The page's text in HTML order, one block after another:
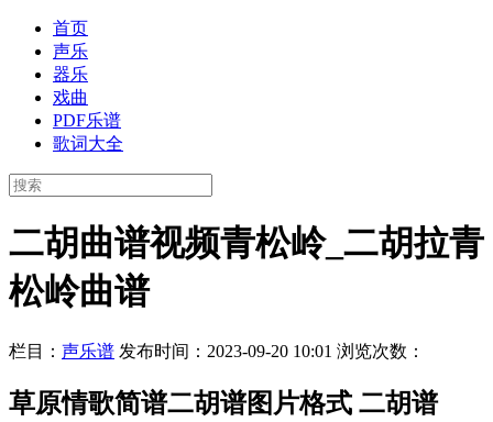
首页
声乐
器乐
戏曲
PDF乐谱
歌词大全
二胡曲谱视频青松岭_二胡拉青
松岭曲谱
栏目： 声乐谱 发布时间：2023-09-20 10:01 浏览次数：
草原情歌简谱二胡谱图片格式 二胡谱